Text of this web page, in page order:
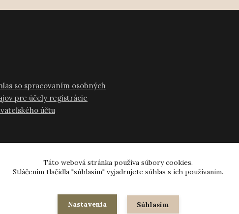
so spracovaním osobných
pre účely registrácie
účtu
© 2024-2026 všetky práva vyhradené
Táto webová stránka používa súbory cookies.
Stláčením tlačidla "súhlasím" vyjadrujete súhlas s ich používaním.
Nastavenia Súhlasím